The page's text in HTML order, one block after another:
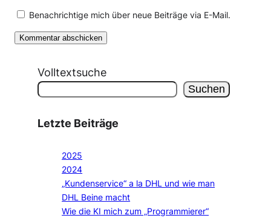
Benachrichtige mich über neue Beiträge via E-Mail.
Volltextsuche
Suchen
Letzte Beiträge
2025
2024
„Kundenservice“ a la DHL und wie man
DHL Beine macht
Wie die KI mich zum „Programmierer“